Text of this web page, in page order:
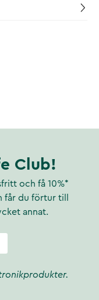
Club!
och få 10%*
får du förtur till
annat.